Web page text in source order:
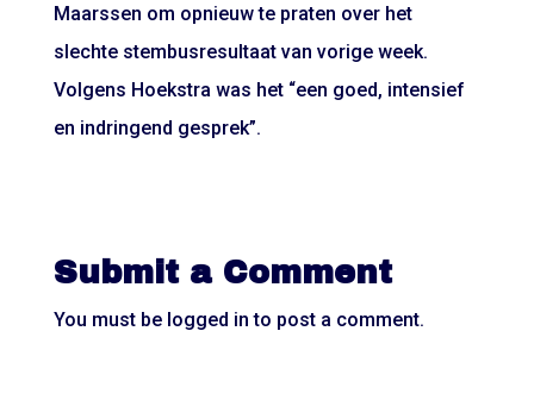
Maarssen om opnieuw te praten over het
slechte stembusresultaat van vorige week.
Volgens Hoekstra was het “een goed, intensief
en indringend gesprek”.
Submit a Comment
You must be logged in to post a comment.